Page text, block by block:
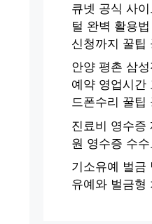
큐넷 공식 사
털 완벽 활용
신청까지 꿀팁
안양 평촌 삼
예약 영업시간
드폰수리 꿀팁
진료비 영수증
원 영수증 수
기소유예 벌금
유예와 벌금형